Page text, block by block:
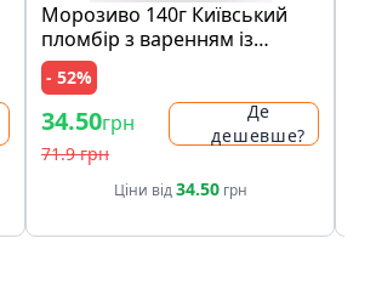
Морозиво 140г Київський
пломбір з варенням із
лохини карт/ст
- 52%
34.50грн
71.9 грн
Де
дешевше?
Ціни від34.50грн